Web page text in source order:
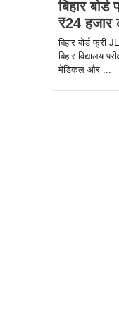
बिहार
₹24 हजार
बिहार बोर्ड फ्री
बिहार विद्यालय
मेडिकल और ...